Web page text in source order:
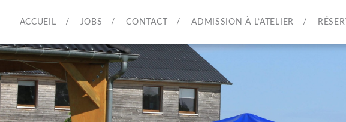
ACCUEIL JOBS CONTACT ADMISSION À L’ATELIER